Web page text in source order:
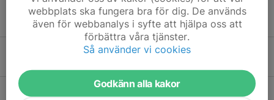
Bingolotter till Midsommar
18 jun, 13:02 0
Finns några linnen och tröjor kvar till bra pris
Åredalens Incline är tillbaka!
webbplats ska fungera bra för dig. De används
även för webbanalys i syfte att hjälpa oss att
förbättra våra tjänster.
Så använder vi cookies
Godkänn alla kakor